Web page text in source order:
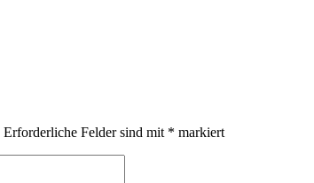
Erforderliche Felder sind mit * markiert